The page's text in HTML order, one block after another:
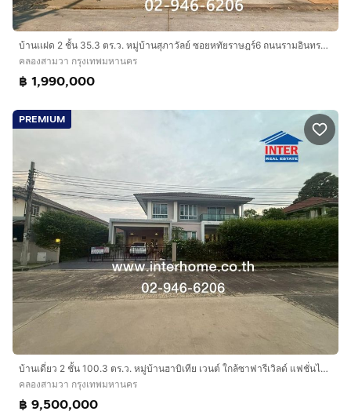
บ้านเเฝด 2 ชั้น 35.3 ตร.ว. หมู่บ้านสุภาวัลย์ ซอยหทัยราษฎร์6 ถนนรามอินทรา ถนนหทัยราษฎร์ เขตคลองสามวา กรุงเทพมหานคร
คลองสามวา กรุงเทพมหานคร
฿ 1,990,000
PREMIUM
บ้านเดี่ยว 2 ชั้น 100.3 ตร.ว. หมู่บ้านฮาบิเทีย เวนต์ ใกล้ซาฟารีเวิลด์ แฟชั่นไอส์แลนด์ ถนนพกลโยธิน ถนนปัญญาอินทรา เขตคลองสามวา กรุงเทพมหานคร
คลองสามวา กรุงเทพมหานคร
฿ 9,500,000